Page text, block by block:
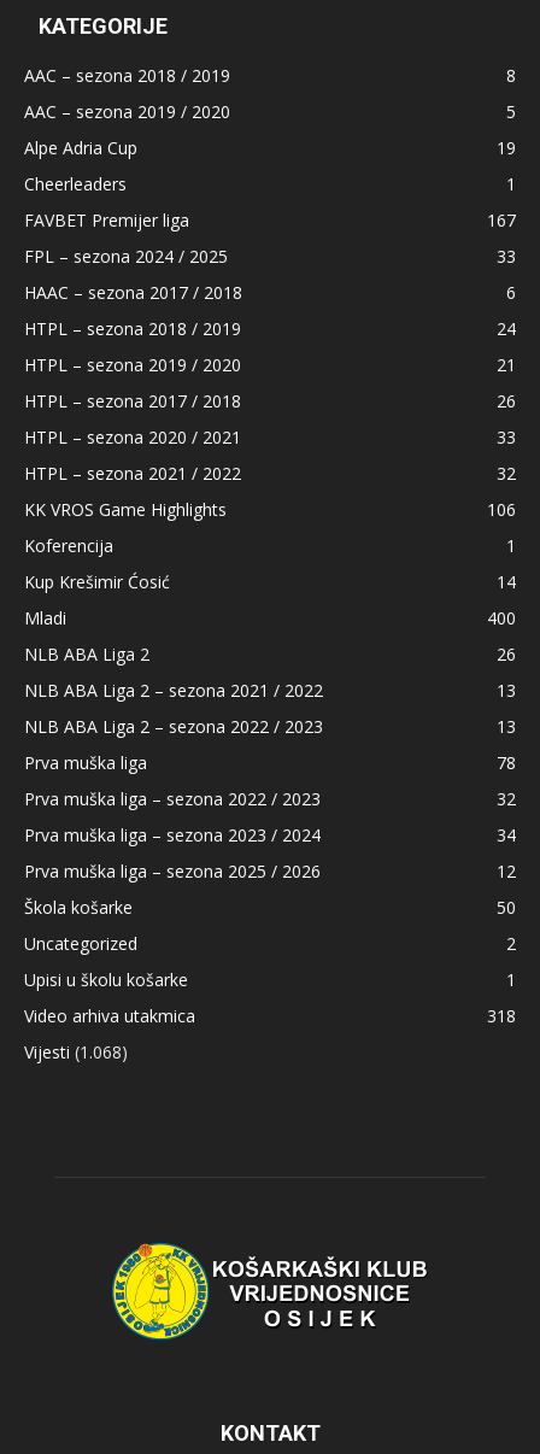
KATEGORIJE
AAC – sezona 2018 / 2019
8
AAC – sezona 2019 / 2020
5
Alpe Adria Cup
19
Cheerleaders
1
FAVBET Premijer liga
167
FPL – sezona 2024 / 2025
33
HAAC – sezona 2017 / 2018
6
HTPL – sezona 2018 / 2019
24
HTPL – sezona 2019 / 2020
21
HTPL – sezona 2017 / 2018
26
HTPL – sezona 2020 / 2021
33
HTPL – sezona 2021 / 2022
32
KK VROS Game Highlights
106
Koferencija
1
Kup Krešimir Ćosić
14
Mladi
400
NLB ABA Liga 2
26
NLB ABA Liga 2 – sezona 2021 / 2022
13
NLB ABA Liga 2 – sezona 2022 / 2023
13
Prva muška liga
78
Prva muška liga – sezona 2022 / 2023
32
Prva muška liga – sezona 2023 / 2024
34
Prva muška liga – sezona 2025 / 2026
12
Škola košarke
50
Uncategorized
2
Upisi u školu košarke
1
Video arhiva utakmica
318
Vijesti (1.068)
KONTAKT